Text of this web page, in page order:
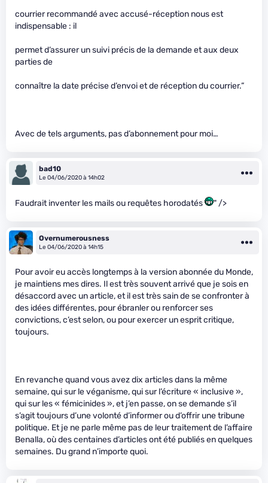
courrier recommandé avec accusé-réception nous est
indispensable : il
permet d’assurer un suivi précis de la demande et aux deux
parties de
connaître la date précise d’envoi et de réception du courrier.”
Avec de tels arguments, pas d’abonnement pour moi…
bad10
Le 04/06/2020 à 14h02
Faudrait inventer les mails ou requêtes horodatés " />
Overnumerousness
Le 04/06/2020 à 14h15
Pour avoir eu accès longtemps à la version abonnée du Monde,
je maintiens mes dires. Il est très souvent arrivé que je sois en
désaccord avec un article, et il est très sain de se confronter à
des idées différentes, pour ébranler ou renforcer ses
convictions, c’est selon, ou pour exercer un esprit critique,
toujours.
En revanche quand vous avez dix articles dans la même
semaine, qui sur le véganisme, qui sur l’écriture « inclusive »,
qui sur les « fémicinides », et j’en passe, on se demande s’il
s’agit toujours d’une volonté d’informer ou d’offrir une tribune
politique. Et je ne parle même pas de leur traitement de l’affaire
Benalla, où des centaines d’articles ont été publiés en quelques
semaines. Du grand n’importe quoi.